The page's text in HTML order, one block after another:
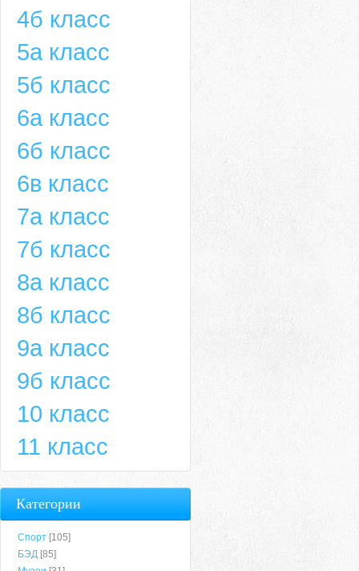
4б класс
5а класс
5б класс
6а класс
6б класс
6в класс
7а класс
7б класс
8а класс
8б класс
9а класс
9б класс
10 класс
11 класс
Категории
Спорт [105]
БЭД [85]